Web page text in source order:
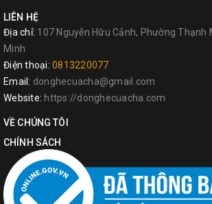
LIÊN HỆ
Địa chỉ: 107 Nguyễn Hữu Cảnh, Phường Thạnh
Minh
Điện thoại: 0813220077
Email: donghecuacha@gmail.com
Website: https://donghecuacha.com
VỀ CHÚNG TÔI
CHÍNH SÁCH